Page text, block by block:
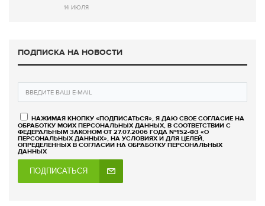
14 ИЮЛЯ
ПОДПИСКА НА НОВОСТИ
НАЖИМАЯ КНОПКУ «ПОДПИСАТЬСЯ», Я ДАЮ СВОЕ СОГЛАСИЕ НА
ОБРАБОТКУ МОИХ ПЕРСОНАЛЬНЫХ ДАННЫХ, В СООТВЕТСТВИИ С
ФЕДЕРАЛЬНЫМ ЗАКОНОМ ОТ 27.07.2006 ГОДА №152-ФЗ «О
ПЕРСОНАЛЬНЫХ ДАННЫХ», НА УСЛОВИЯХ И ДЛЯ ЦЕЛЕЙ,
ОПРЕДЕЛЕННЫХ В СОГЛАСИИ НА ОБРАБОТКУ ПЕРСОНАЛЬНЫХ
ДАННЫХ
ПОДПИСАТЬСЯ